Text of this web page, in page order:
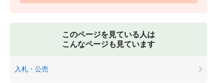
このページを見ている人は
こんなページも見ています
入札・公売